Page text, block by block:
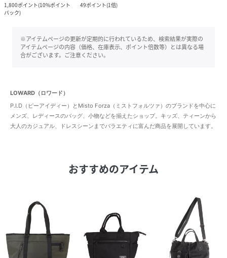
1,800ポイント(10%ポイント
バック)
49ポイント(1倍)
※アイテムページの更新が定期的に行われているため、検索結果が実際の
アイテムページの内容（価格、在庫表示、ポイント倍数等）とは異なる場
合がございます。ご注意ください。
LOWARD（ロワード）
P.I.D（ピーアイディー）とMisto Forza（ミストフォルツァ）のブランドを中心に
メンズ、レディースのバッグ、小物などを揃えたショップ。キッズ、ティーンから
大人のカジュアル、ドレスシーンまでバラエティに富んだ商品を展開しています。
おすすめのアイテム